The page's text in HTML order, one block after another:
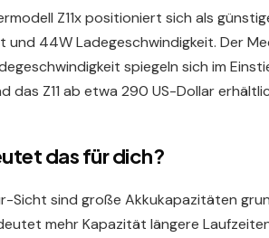
Z11x positioniert sich als
und 44W Ladegeschwindigkeit. Der
spiegeln sich im
das Z11 ab etwa 290 US-Dollar
das für dich?
Sicht sind große Akkukapazitäten
mehr Kapazität längere